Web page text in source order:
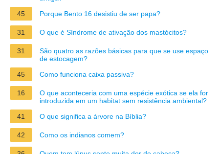
45
Porque Bento 16 desistiu de ser papa?
31 O que é Síndrome de ativação dos mastócitos?
31
São quatro as razões básicas para que se use espaço
de estocagem?
45
Como funciona caixa passiva?
16
O que aconteceria com uma espécie exótica se ela for
introduzida em um habitat sem resistência ambiental?
41
O que significa a árvore na Bíblia?
42 Como os indianos comem?